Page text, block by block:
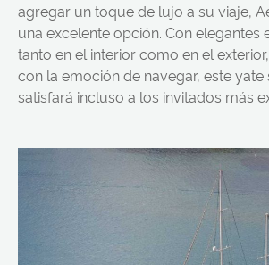
agregar un toque de lujo a su viaje,
una excelente opción. Con elegantes
tanto en el interior como en el
con la emoción de navegar, este
satisfará incluso a los invitados más